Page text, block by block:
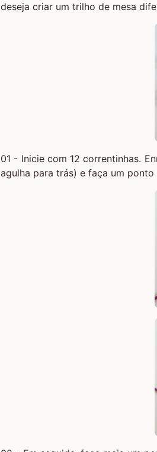
deseja criar um trilho de mesa
01 - Inicie com 12 correntinhas.
agulha para trás) e faça um ponto